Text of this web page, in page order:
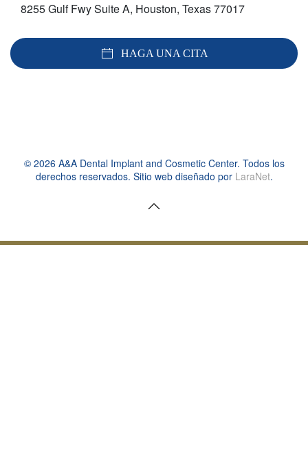
8255 Gulf Fwy Suite A, Houston, Texas 77017
HAGA UNA CITA
© 2026 A&A Dental Implant and Cosmetic Center. Todos los
derechos reservados. Sitio web diseñado por LaraNet.